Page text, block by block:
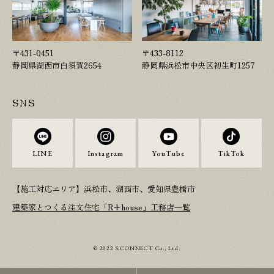
〒431-0451
静岡県湖西市白須賀2654
〒433-8112
静岡県浜松市中央区初生町1257
SNS
LINE Instagram YouTube TikTok
【施工対応エリア】浜松市、湖西市、愛知県豊橋市
建築家とつくる注文住宅「R+house」工務店一覧
© 2022 S.CONNECT Co., Ltd.